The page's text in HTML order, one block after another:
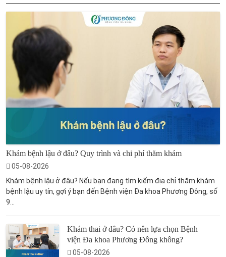
Khám bệnh lậu ở đâu? Quy trình và chi phí thăm khám
05-08-2026
Khám bệnh lậu ở đâu? Nếu bạn đang tìm kiếm địa chỉ thăm khám
bệnh lậu uy tín, gợi ý bạn đến Bệnh viện Đa khoa Phương Đông, số
9...
Khám thai ở đâu? Có nên lựa chọn Bệnh
viện Đa khoa Phương Đông không?
05-08-2026